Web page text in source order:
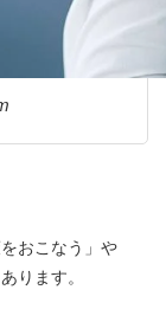
おこなう」や
ります。